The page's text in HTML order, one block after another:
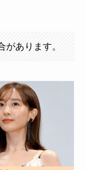
あります。